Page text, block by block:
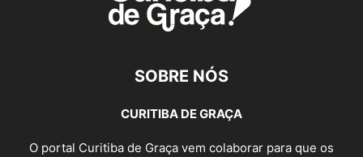
SOBRE NÓS
CURITIBA DE GRAÇA
O portal Curitiba de Graça vem colaborar para que os